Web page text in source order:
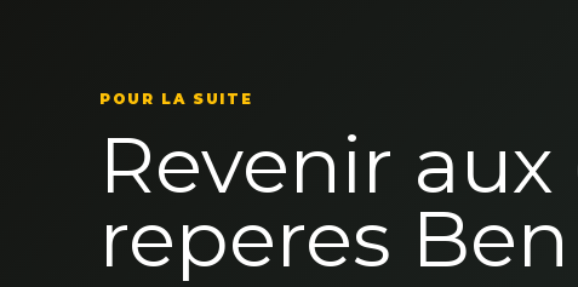
POUR LA SUITE
Revenir
reperes